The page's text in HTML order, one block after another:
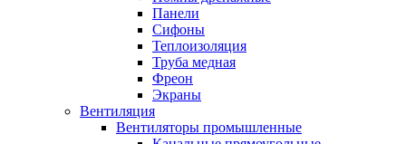
Панели
Сифоны
Теплоизоляция
Труба медная
Фреон
Экраны
Вентиляция
Вентиляторы промышленные